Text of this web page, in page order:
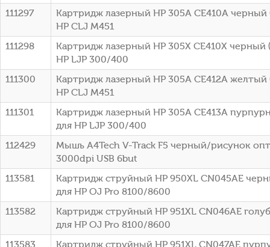
111297
Картридж лазерный HP 305A CE410A черный
HP CLJ M451
111298
Картридж лазерный HP 305X CE410X черный
HP LJP 300/400
111300
Картридж лазерный HP 305A CE412A желтый
HP CLJ M451
111301
Картридж лазерный HP 305A CE413A
для HP LJP 300/400
112429
Мышь A4Tech V-Track F5 черный/рисунок
3000dpi USB 6but
113581
Картридж струйный HP 950XL CN045AE
для HP OJ Pro 8100/8600
113582
Картридж струйный HP 951XL CN046AE
для HP OJ Pro 8100/8600
113583
Картридж струйный HP 951XL CN047AE